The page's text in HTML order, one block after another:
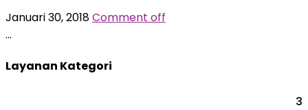
Januari 30, 2018Comment off
…
Layanan Kategori
3